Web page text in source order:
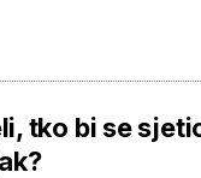
tko bi se